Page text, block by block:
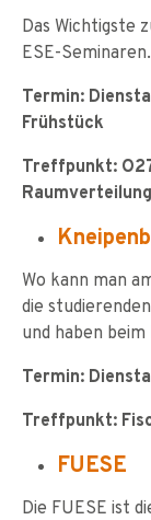
Das Wichtigste
ESE-Seminaren.
Termin:
Frühstück
Treffpunkt:
Wo kann man
die
und haben
Termin:
Treffpunkt:
FUESE
Die FUESE ist